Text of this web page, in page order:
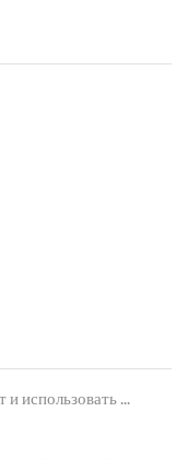
использовать ...